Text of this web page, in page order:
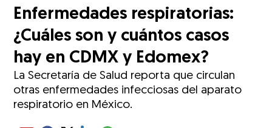
Enfermedades respiratorias:
¿Cuáles son y cuántos casos
hay en CDMX y Edomex?
La Secretaría de Salud reporta que circulan
otras enfermedades infecciosas del aparato
respiratorio en México.